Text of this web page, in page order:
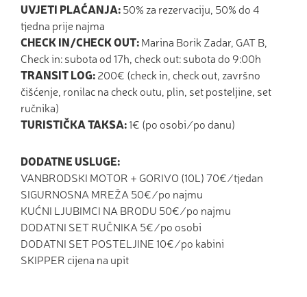
UVJETI PLAĆANJA:50% za rezervaciju, 50% do 4
tjedna prije najma
CHECK IN/CHECK OUT:Marina Borik Zadar, GAT B,
Check in: subota od 17h, check out: subota do 9:00h
TRANSIT LOG:200€ (check in, check out, završno
čišćenje, ronilac na check outu, plin, set posteljine, set
ručnika)
TURISTIČKA TAKSA:1€ (po osobi ⁄ po danu)
DODATNE USLUGE:
VANBRODSKI MOTOR + GORIVO (10L) 70€ ⁄ tjedan
SIGURNOSNA MREŽA 50€ ⁄ po najmu
KUĆNI LJUBIMCI NA BRODU 50€ ⁄ po najmu
DODATNI SET RUČNIKA 5€ ⁄ po osobi
DODATNI SET POSTELJINE 10€ ⁄ po kabini
SKIPPER cijena na upit